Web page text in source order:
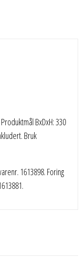
BxDxH: 330
Bruk
1613898. Foring